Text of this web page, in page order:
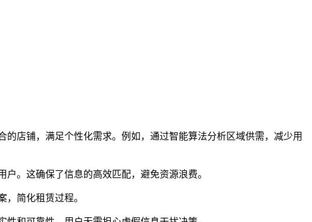
店铺，满足个性化需求。例如，通过智能算法分析区域供需，减少用
。这确保了信息的高效匹配，避免资源浪费。
简化租赁过程。